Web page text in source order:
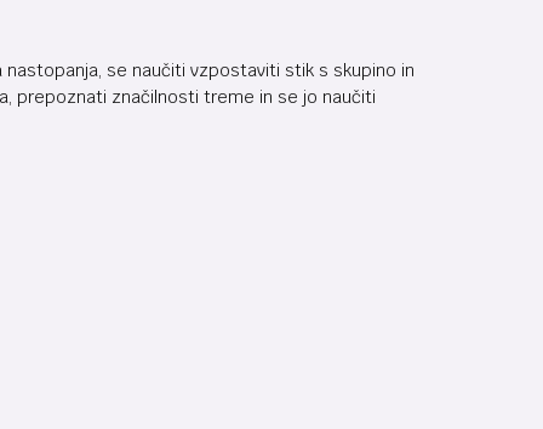
se naučiti vzpostaviti stik s skupino in
prepoznati značilnosti treme in se jo naučiti